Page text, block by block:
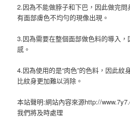
2.因為不能做脖子和下巴，因此做完
有面部膚色不均勻的現像出現。
3.因為需要在整個面部做色料的導入
感。
4.因為使用的是“肉色”的色料，因此紋
比紋身更加難以消除。
本站聲明:網站內容來源http://
我們將及時處理